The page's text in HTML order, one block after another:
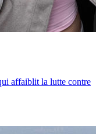
affaiblit la lutte contre